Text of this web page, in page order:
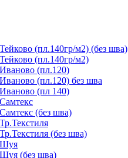
(пл.140гр/м2) (без шва)
(пл.140гр/м2)
(пл.120)
(пл.120) без шва
(пл 140)
(без шва)
(без шва)
Шуя
(без шва)